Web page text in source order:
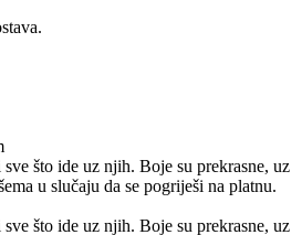
što ide uz njih. Boje su prekrasne, uz
u slučaju da se pogriješi na platnu.
što ide uz njih. Boje su prekrasne, uz